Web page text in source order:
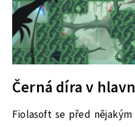
Černá díra v
Fiolasoft se před